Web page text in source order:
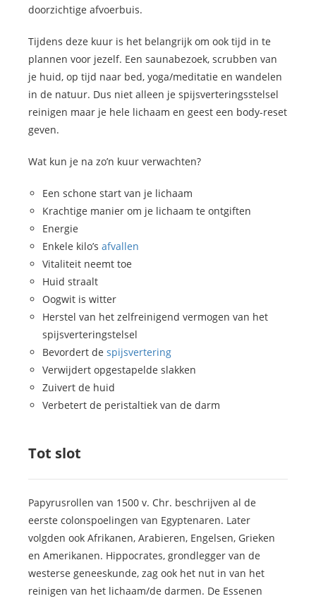
doorzichtige afvoerbuis.
Tijdens deze kuur is het belangrijk om ook tijd in te
plannen voor jezelf. Een saunabezoek, scrubben van
je huid, op tijd naar bed, yoga/meditatie en wandelen
in de natuur. Dus niet alleen je spijsverteringsstelsel
reinigen maar je hele lichaam en geest een body-reset
geven.
Wat kun je na zo’n kuur verwachten?
Een schone start van je lichaam
Krachtige manier om je lichaam te ontgiften
Energie
Enkele kilo’s afvallen
Vitaliteit neemt toe
Huid straalt
Oogwit is witter
Herstel van het zelfreinigend vermogen van het
spijsverteringstelsel
Bevordert de spijsvertering
Verwijdert opgestapelde slakken
Zuivert de huid
Verbetert de peristaltiek van de darm
Tot slot
Papyrusrollen van 1500 v. Chr. beschrijven al de
eerste colonspoelingen van Egyptenaren. Later
volgden ook Afrikanen, Arabieren, Engelsen, Grieken
en Amerikanen. Hippocrates, grondlegger van de
westerse geneeskunde, zag ook het nut in van het
reinigen van het lichaam/de darmen. De Essenen